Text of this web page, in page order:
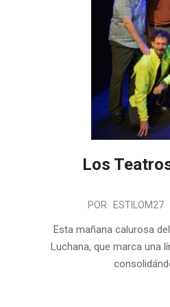
Los
POR: ESTILOM27
Esta mañana calurosa
Luchana, que marca una